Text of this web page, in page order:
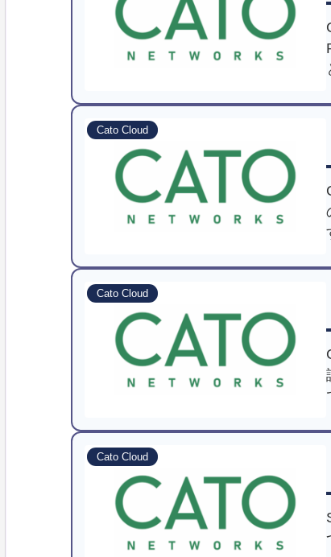
Cato Cloud
Cato Cloud
Cato Cloud